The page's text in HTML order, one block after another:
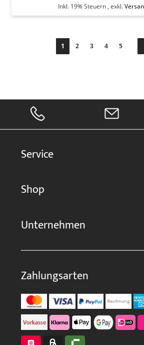
Inkl. 19% Steuern , exkl.
Seite
Sie lesen gerade die Seite
1 Seite
2 Seite
3 Seite
4 Seite
5
Service
Shop
Unternehmen
Zahlungsarten